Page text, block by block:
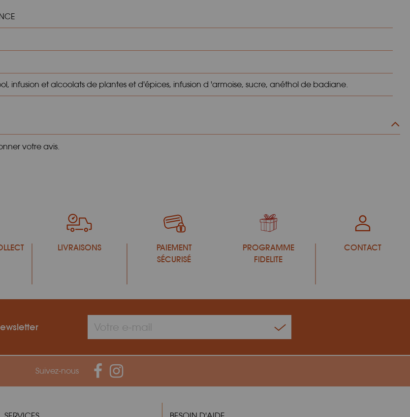
infusion et alcoolats de plantes et d'épices, infusion d 'armoise, sucre, anéthol de badiane.
votre avis.
LIVRAISONS
PAIEMENT
SÉCURISÉ
PROGRAMME
FIDELITE
CONTACT
Suivez-nous